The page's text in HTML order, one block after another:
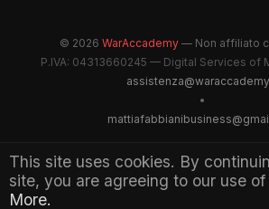
This site uses cookies. By
site, you are agreeing to our use of
More.
© 2026 WarAccademy — Non affiliato
P.IVA: 04313660245 — Digital Services of
•
@GhostFabbyz
Maintained by WarAccademy